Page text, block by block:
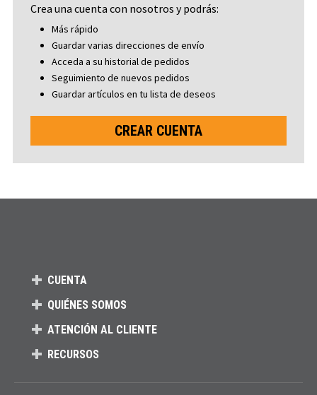
Crea una cuenta con nosotros y podrás:
Más rápido
Guardar varias direcciones de envío
Acceda a su historial de pedidos
Seguimiento de nuevos pedidos
Guardar artículos en tu lista de deseos
CREAR CUENTA
CUENTA
QUIÉNES SOMOS
ATENCIÓN AL CLIENTE
RECURSOS